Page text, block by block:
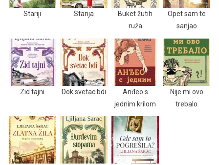
Stariji Starija
Buket žutih
ruža
Opet sam te
sanjao
Zid tajni Dok svetac bdi
Anđeo s
jednim krilom
Nije mi ovo
trebalo